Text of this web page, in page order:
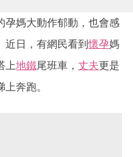
孕媽大動作郁動，也會感
近日，有網民看到懷孕媽
上地鐵尾班車， 丈夫更是
奔跑。